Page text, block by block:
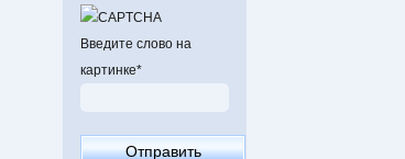
Введите слово на
картинке*